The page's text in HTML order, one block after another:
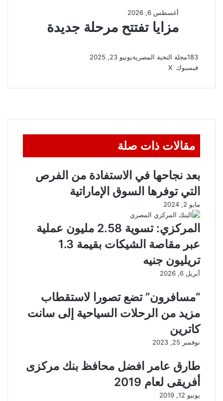
مجلة النخبة المصريةيونيو 23, 2025
فيسبوك ‫X
البريد
مقالات ذات صلة
بعد نجاحها في الاستفادة من الفرص
التي توفرها السوق الإماراتية
مايو 2, 2024
المركزي: تسوية 2.58 مليون عملية
عبر مقاصة الشيكات بقيمة 1.3
تريليون جنيه
أبريل 6, 2026
“مسافرون” تضع تصورا لاستقطاب
مزيد من الرحلات السياحية إلى سانت
كاترين
نوفمبر 25, 2023
طارق عامر افضل محافظ بنك مركزى
أفريقى لعام 2019
يونيو 12, 2019